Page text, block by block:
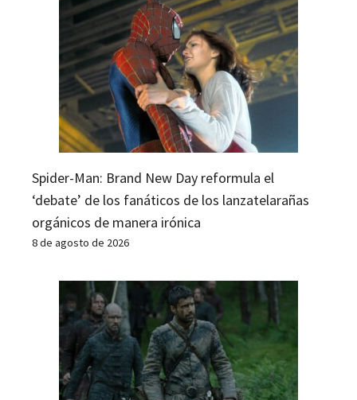
Spider-Man: Brand New Day reformula el
‘debate’ de los fanáticos de los lanzatelarañas
orgánicos de manera irónica
8 de agosto de 2026